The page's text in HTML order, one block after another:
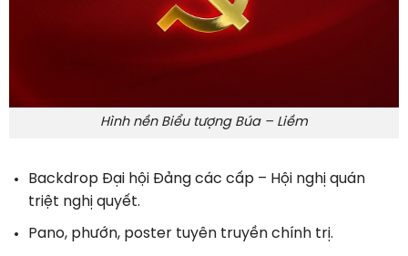
Hình nền Biểu tượng Búa – Liềm
Backdrop Đại hội Đảng các cấp – Hội nghị quán
triệt nghị quyết.
Pano, phướn, poster tuyên truyền chính trị.